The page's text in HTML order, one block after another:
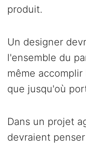
produit.
Un designer
l'ensemble du
même
que jusqu'où
Dans un projet
devraient